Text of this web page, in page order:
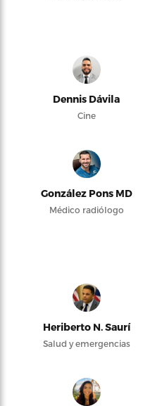
Dennis Dávila
Cine
González Pons MD
Médico radiólogo
Heriberto N. Saurí
Salud y emergencias